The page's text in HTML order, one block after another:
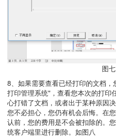
图七
8、如果需要查看已经打印的文档
打印管理系统"，查看您本次的打印
心打错了文档，或者出于某种原因
您不必担心，您仍有机会后悔。在
认前，您的费用是不会被扣除的。
统客户端里进行删除。如图八